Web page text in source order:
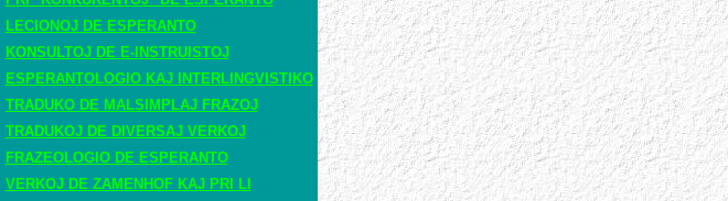
LECIONOJ DE ESPERANTO
KONSULTOJ DE E-INSTRUISTOJ
ESPERANTOLOGIO KAJ INTERLINGVISTIKO
TRADUKO DE MALSIMPLAJ FRAZOJ
TRADUKOJ DE DIVERSAJ VERKOJ
FRAZEOLOGIO DE ESPERANTO
VERKOJ DE ZAMENHOF KAJ PRI LI